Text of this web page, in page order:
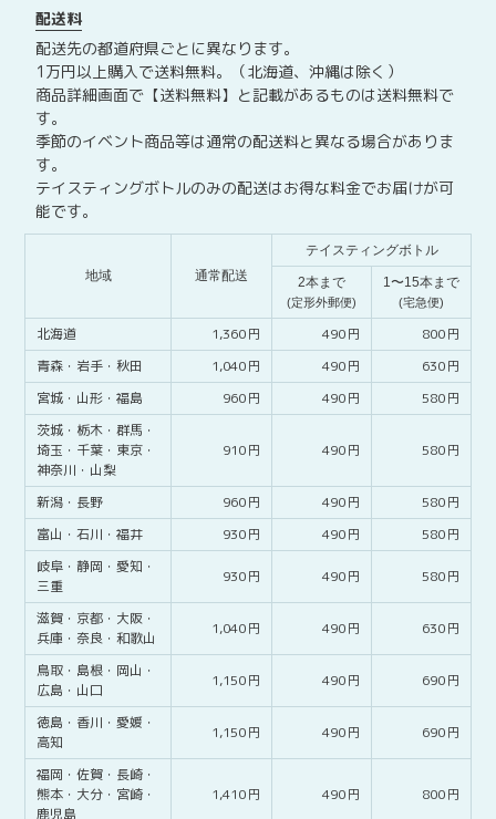
配送料
配送先の都道府県ごとに異なります。
1万円以上購入で送料無料。（北海道、沖縄は除く）
商品詳細画面で【送料無料】と記載があるものは送料無料で
す。
季節のイベント商品等は通常の配送料と異なる場合がありま
す。
テイスティングボトルのみの配送はお得な料金でお届けが可
能です。
地域 通常配送
テイスティングボトル
2本まで
(定形外郵便)
1〜15本まで
(宅急便)
北海道 1,360 490
800
青森・ 岩手・ 秋田 1,040 490
630
宮城・ 山形・ 福島 960 490
580
茨城・ 栃木・ 群馬・
埼玉・ 千葉・ 東京・
神奈川・ 山梨
910 490 580
新潟・ 長野 960 490
580
富山・ 石川・ 福井 930 490
580
岐阜・ 静岡・ 愛知・
三重
930 490 580
滋賀・ 京都・ 大阪・
兵庫・ 奈良・ 和歌山
1,040 490 630
鳥取・ 島根・ 岡山・
広島・ 山口
1,150 490 690
徳島・ 香川・ 愛媛・
高知
1,150 490 690
福岡・ 佐賀・ 長崎・
熊本・ 大分・ 宮崎・
鹿児島
1,410 490 800